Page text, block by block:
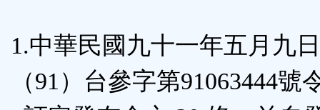
按
鈕
1.中華民國九十一年五月九
（91）台參字第91063444號